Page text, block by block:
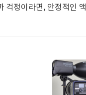
걱정이라면, 안정적인 액